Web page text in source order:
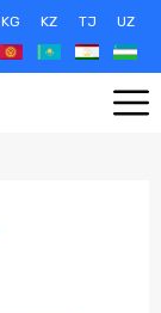
KG KZ TJ UZ